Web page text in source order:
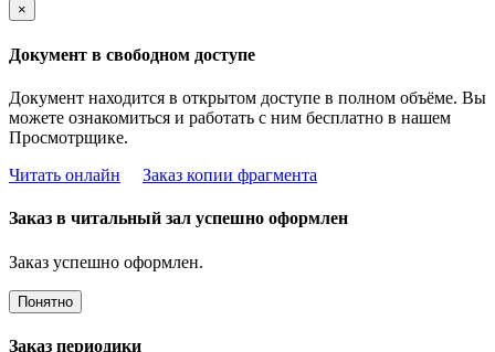
×
Документ в свободном доступе
Документ находится в открытом доступе в полном объёме. Вы
можете ознакомиться и работать с ним бесплатно в нашем
Просмотрщике.
Читать онлайн
Заказ копии фрагмента
Заказ в читальный зал успешно оформлен
Заказ успешно оформлен.
Понятно
Заказ периодики